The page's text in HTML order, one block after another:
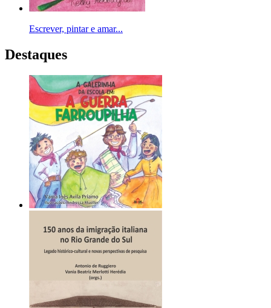
Escrever, pintar e amar...
Destaques